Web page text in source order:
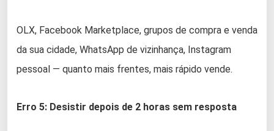
OLX, Facebook Marketplace, grupos de compra e venda
da sua cidade, WhatsApp de vizinhança, Instagram
pessoal — quanto mais frentes, mais rápido vende.
Erro 5: Desistir depois de 2 horas sem resposta